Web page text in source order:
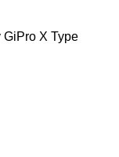
GiPro X Type